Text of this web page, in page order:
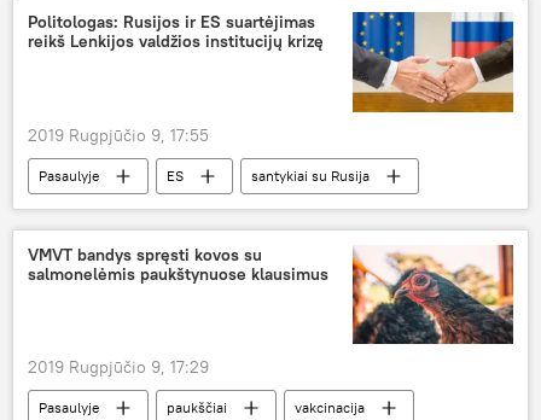
Politologas: Rusijos ir ES suartėjimas
reikš Lenkijos valdžios institucijų krizę
2019 Rugpjūčio 9, 17:55
Pasaulyje ES santykiai su Rusija
VMVT bandys spręsti kovos su
salmonelėmis paukštynuose klausimus
2019 Rugpjūčio 9, 17:29
Pasaulyje paukščiai vakcinacija